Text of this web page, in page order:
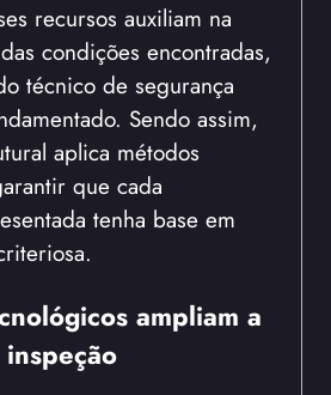
recursos auxiliam na
condições encontradas,
técnico de segurança
Sendo assim,
aplica métodos
que cada
tenha base em
ampliam a